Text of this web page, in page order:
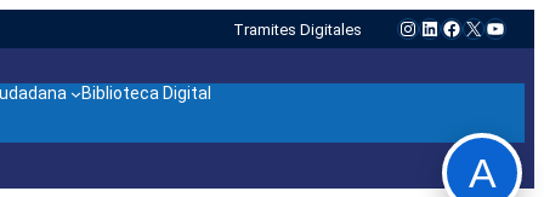
Tramites Digitales Instagram
LinkedIn
Facebook
X
Biblioteca Digital
A